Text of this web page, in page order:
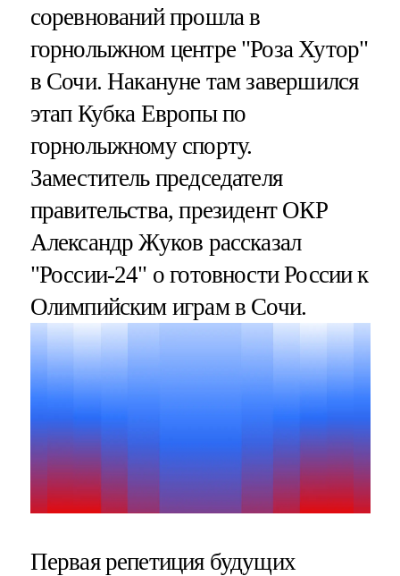
соревнований прошла в
горнолыжном центре "Роза Хутор"
в Сочи. Накануне там завершился
этап Кубка Европы по
горнолыжному спорту.
Заместитель председателя
правительства, президент ОКР
Александр Жуков рассказал
"России-24" о готовности России к
Олимпийским играм в Сочи.
Первая репетиция будущих